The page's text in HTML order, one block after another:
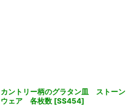
カントリー柄のグラタン皿 ストーン
ウェア 各枚数 [SS454]